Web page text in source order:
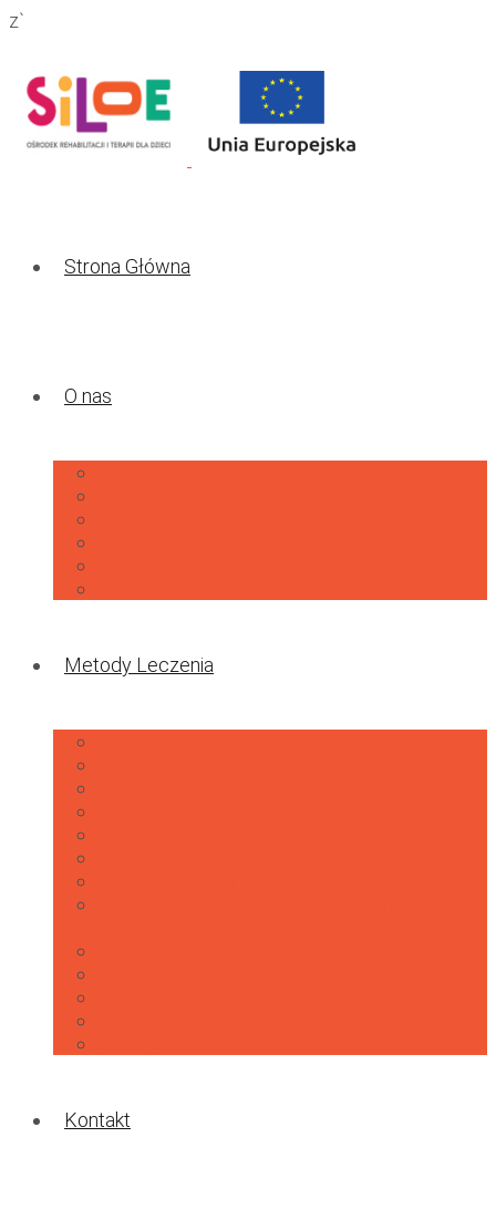
z`
Strona Główna
O nas
Metody Leczenia
Kontakt